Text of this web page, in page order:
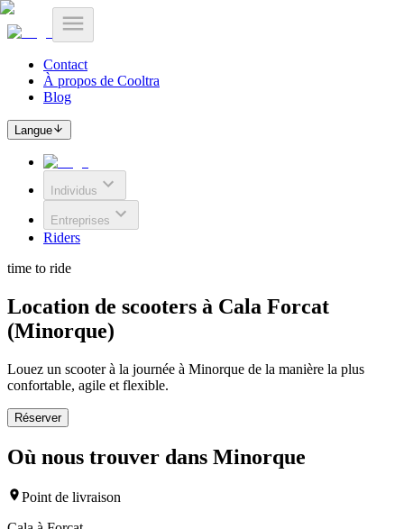
Contact
À propos de Cooltra
Blog
Langue
Individus
Entreprises
Riders
time to ride
Location de scooters à Cala Forcat
(Minorque)
Louez un scooter à la journée à Minorque de la manière la plus
confortable, agile et flexible.
Réserver
Où nous trouver dans Minorque
Point de livraison